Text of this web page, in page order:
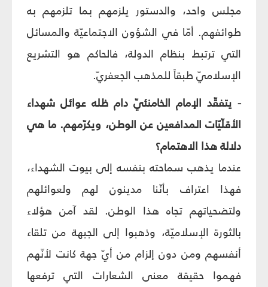
مجلس واحد، والدستور يلزمهم بما تلزمهم به
طوائفهم. أمّا في الشؤون الاجتماعيّة والمسائل
التي ترتبط بنظام الدولة، فالحاكم هو التشريع
الإسلاميّ طبقاً للمذهب الجعفريّ.
- يتفقّد الإمام الخامنئيّ دام ظله عوائل شهداء
الأقلّيّات المدافعين عن الوطن، ويكرّمهم. ما هي
دلالة هذا الاهتمام؟
عندما يذهب سماحته بنفسه إلى بيوت الشهداء،
فهذا اعتراف بأنّنا مدينون لهم ولعوائلهم
ولتضحياتهم تجاه هذا الوطن. لقد آمن هؤلاء
بالثورة الإسلاميّة، وذهبوا إلى الجبهة من تلقاء
أنفسهم ومن دون إلزام من أيّ جهة كانت لأنّهم
فهموا حقيقة معنى الشعارات التي ترفعها